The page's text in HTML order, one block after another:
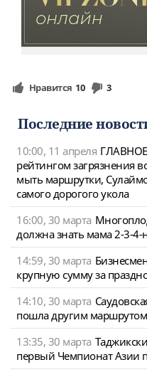
Нравится 10 3
Последние
10:00, 11 апреля ГЛАВНОЕ
рейтингом загрязнения
мыть маршрутки,
самого дорогого укола
16:00, 30 марта
должна знать мама 2-3-4-
14:59, 30 марта
крупную сумму за
14:10, 30 марта
пошла другим маршрутом
13:35, 30 марта
первый Чемпионат Азии